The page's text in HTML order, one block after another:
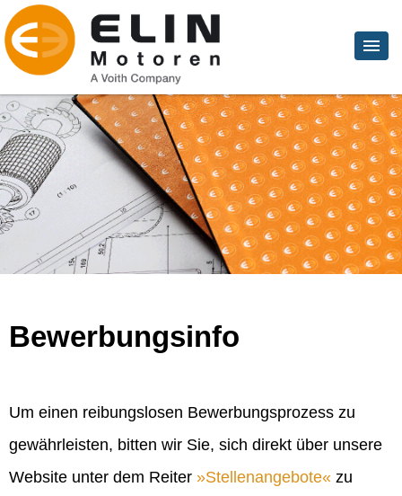
Bewerbungsinfo
Um einen reibungslosen Bewerbungsprozess zu
gewährleisten, bitten wir Sie, sich direkt über unsere
Website unter dem Reiter
Stellenangebote
zu